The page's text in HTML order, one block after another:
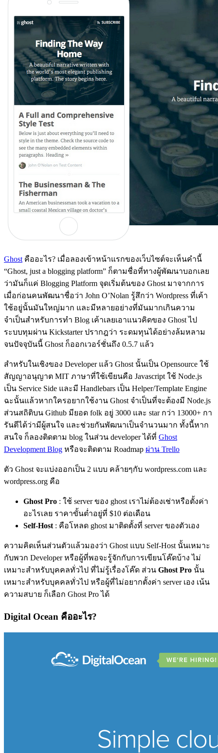
Ghost คืออะไร? เมื่อลองเข้าหน้าแรกของเว็บไซต์จะเห็นคำนี้
“Ghost, just a blogging platform” ก็ตามชื่อที่ทางผู้พัฒนาบอกเลย
ว่ามันก็แค่ Blogging Platform จุดเริ่มต้นของ Ghost มาจากการ
เมื่อก่อนคนพัฒนาชื่อว่า John O’Nolan รู้สึกว่า Wordpress ที่เค้า
ใช้อยู่นั้นมันใหญ่มาก และมีหลายอย่างที่มันมากเกินความ
จำเป็นสำหรับการทำ Blog เค้าเลยเอาแนวคิดของ Ghost ไป
ระบบทุมผ่าน Kickstarter ปรากฎว่า ระดมทุนได้อย่างล้มหลาม
จนปัจจุบันนี้ Ghost ก็ออกเวอร์ชั่นถึง 0.5.7 แล้ว
สำหรับในเชิงของ Developer แล้ว Ghost นั้นเป็น Opensource ใช้
สัญญาอนุญาต MIT ภาษาที่ใช้เขียนคือ Javascript ใช้ Node.js
เป็น Service Side และมี Handlebars เป็น Helper/Template Engine
ฉะนั้นแล้วหากใครอยากใช้งาน Ghost จำเป็นที่จะต้องมี Node.js
ส่วนสถิติบน Github มียอด folk อยู่ 3000 และ star กว่า 13000+ กา
รันตีได้ว่ามีผู้สนใจ และช่วยกันพัฒนาเป็นจำนวนมาก ทั้งนี้หาก
สนใจ ก็ลองติดตาม blog ในส่วน developer ได้ที่ Ghost
Development Blog หรือจะติดตาม Roadmap ผ่าน Trello
ตัว Ghost จะแบ่งออกเป็น 2 แบบ คล้ายๆกับ wordpress.com และ
wordpress.org คือ
Ghost Pro : ใช้ server ของ ghost เราไม่ต้องเช่าหรือตั้งค่า
อะไรเลย ราคาขั้นต่ำอยู่ที่ $10 ต่อเดือน
Self-Host : คือโหลด ghost มาติดตั้งที่ server ของตัวเอง
ความคิดเห็นส่วนตัวแล้วมองว่า Ghost แบบ Self-Host นั้นเหมาะ
กับพวก Developer หรือผู้ที่พอจะรู้จักกับการเขียนโค๊ดบ้าง ไม่
เหมาะสำหรับบุคคลทั่วไป ที่ไม่รู้เรื่องโค๊ด ส่วน Ghost Pro นั้น
เหมาะสำหรับบุคคลทั่วไป หรือผู้ที่ไม่อยากตั้งค่า server เอง เน้น
ความสบาย ก็เลือก Ghost Pro ได้
Digital Ocean คืออะไร?